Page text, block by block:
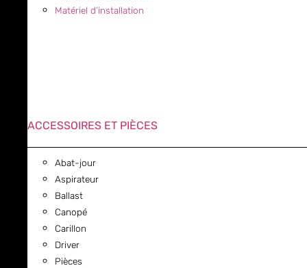
Matériel d’installation
ACCESSOIRES ET PIÈCES
Abat-jour
Aspirateur
Ballast
Canopé
Carillon
Driver
Pièces